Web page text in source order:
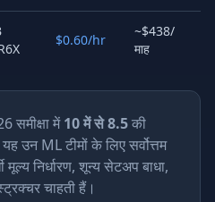
$0.60/hr
~$438/
माह
समीक्षा में10 में से 8.5की
उन ML टीमों के लिए सर्वोत्तम
मूल्य निर्धारण, शून्य सेटअप बाधा,
चाहती हैं।